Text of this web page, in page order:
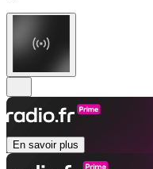
En savoir plus